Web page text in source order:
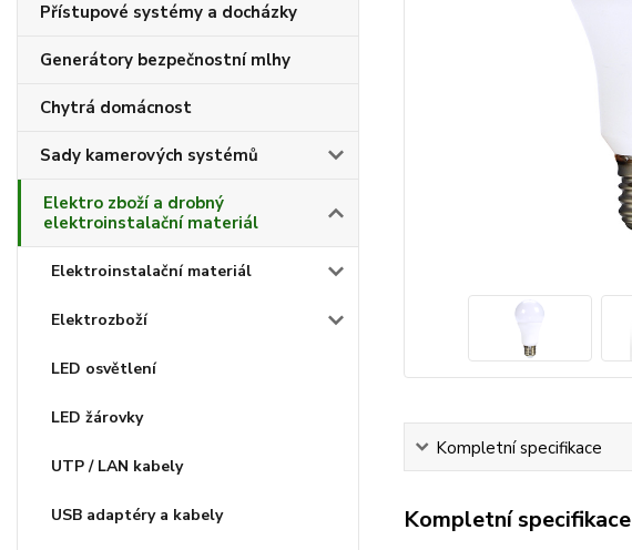
Přístupové systémy a docházky
Generátory bezpečnostní mlhy
Chytrá domácnost
Sady kamerových systémů
Elektro zboží a drobný
elektroinstalační materiál
Elektroinstalační materiál
Elektrozboží
LED osvětlení
LED žárovky
UTP / LAN kabely
USB adaptéry a kabely
Kompletní specifikace
Kompletní specifikace